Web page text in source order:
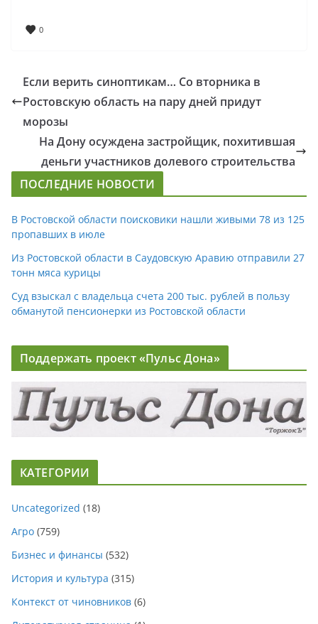
0
Если верить синоптикам… Со вторника в
Ростовскую область на пару дней придут
морозы
На Дону осуждена застройщик, похитившая
деньги участников долевого строительства
ПОСЛЕДНИЕ НОВОСТИ
В Ростовской области поисковики нашли живыми 78 из 125
пропавших в июле
Из Ростовской области в Саудовскую Аравию отправили 27
тонн мяса курицы
Суд взыскал с владельца счета 200 тыс. рублей в пользу
обманутой пенсионерки из Ростовской области
Поддержать проект «Пульс Дона»
КАТЕГОРИИ
Uncategorized (18)
Агро (759)
Бизнес и финансы (532)
История и культура (315)
Контекст от чиновников (6)